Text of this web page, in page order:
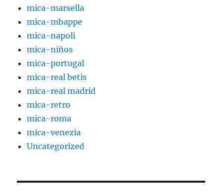
mica-marsella
mica-mbappe
mica-napoli
mica-niños
mica-portugal
mica-real betis
mica-real madrid
mica-retro
mica-roma
mica-venezia
Uncategorized